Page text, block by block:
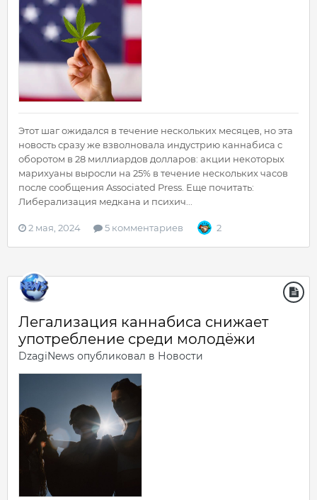
Этот шаг ожидался в течение нескольких месяцев, но эта
новость сразу же взволновала индустрию каннабиса с
оборотом в 28 миллиардов долларов: акции некоторых
марихуаны выросли на 25% в течение нескольких часов
после сообщения Associated Press. Еще почитать:
Либерализация медкана и психич...
2 мая, 2024 5 комментариев 2
Легализация каннабиса снижает
употребление среди молодёжи
DzagiNews опубликовал в Новости